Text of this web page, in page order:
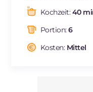
BR
Kochzeit:40
Portion:6
Kosten: Mittel